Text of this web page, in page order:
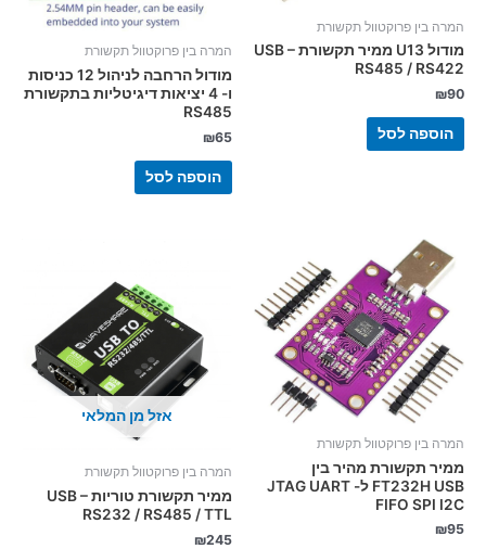
המרה בין פרוקטוול תקשורת
מודול U13 ממיר תקשורת USB –
RS485 / RS422
₪90
הוספה לסל
המרה בין פרוקטוול תקשורת
מודול הרחבה לניהול 12 כניסות
ו- 4 יציאות דיגיטליות בתקשורת
RS485
₪65
הוספה לסל
המרה בין פרוקטוול תקשורת
ממיר תקשורת מהיר בין
FT232H USB ל- JTAG UART
FIFO SPI I2C
₪95
אזל מן המלאי
המרה בין פרוקטוול תקשורת
ממיר תקשורת טוריות USB –
RS232 / RS485 / TTL
₪245